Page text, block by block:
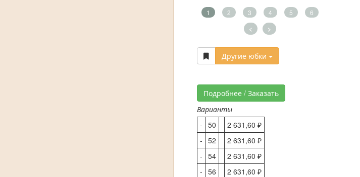
1 2 3 4 5 6
< >
Другие юбки
Подробнее / Заказать
Варианты
-
50
2 631,60 ₽
-
52
2 631,60 ₽
-
54
2 631,60 ₽
-
56
2 631,60 ₽